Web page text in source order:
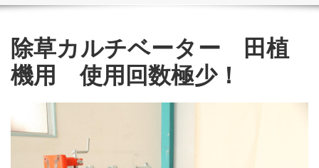
除草カルチベーター 田植
機用 使用回数極少！